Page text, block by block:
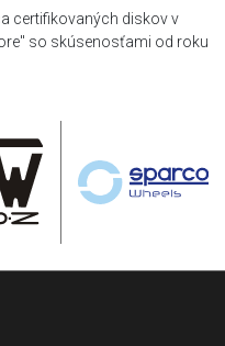
certifikovaných diskov v
so skúsenosťami od roku